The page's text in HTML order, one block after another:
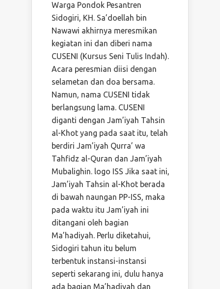
Warga Pondok Pesantren
Sidogiri, KH. Sa’doellah bin
Nawawi akhirnya meresmikan
kegiatan ini dan diberi nama
CUSENI (Kursus Seni Tulis Indah).
Acara peresmian diisi dengan
selametan dan doa bersama.
Namun, nama CUSENI tidak
berlangsung lama. CUSENI
diganti dengan Jam’iyah Tahsin
al-Khot yang pada saat itu, telah
berdiri Jam’iyah Qurra’ wa
Tahfidz al-Quran dan Jam’iyah
Mubalighin. logo ISS Jika saat ini,
Jam’iyah Tahsin al-Khot berada
di bawah naungan PP-ISS, maka
pada waktu itu Jam’iyah ini
ditangani oleh bagian
Ma’hadiyah. Perlu diketahui,
Sidogiri tahun itu belum
terbentuk instansi-instansi
seperti sekarang ini, dulu hanya
ada bagian Ma’hadiyah dan